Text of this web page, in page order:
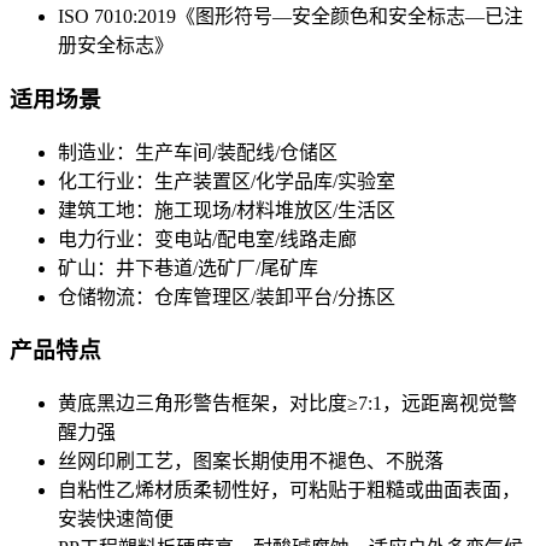
ISO 7010:2019《图形符号—安全颜色和安全标志—已注
册安全标志》
适用场景
制造业：生产车间/装配线/仓储区
化工行业：生产装置区/化学品库/实验室
建筑工地：施工现场/材料堆放区/生活区
电力行业：变电站/配电室/线路走廊
矿山：井下巷道/选矿厂/尾矿库
仓储物流：仓库管理区/装卸平台/分拣区
产品特点
黄底黑边三角形警告框架，对比度≥7:1，远距离视觉警
醒力强
丝网印刷工艺，图案长期使用不褪色、不脱落
自粘性乙烯材质柔韧性好，可粘贴于粗糙或曲面表面，
安装快速简便